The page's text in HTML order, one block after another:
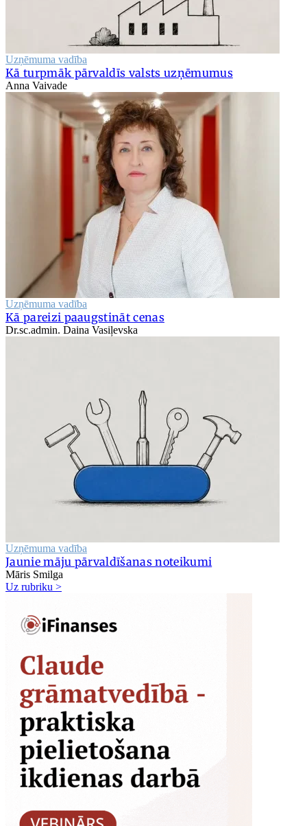
Uzņēmuma vadība
Kā turpmāk pārvaldīs valsts uzņēmumus
Anna Vaivade
Uzņēmuma vadība
Kā pareizi paaugstināt cenas
Dr.sc.admin. Daina Vasiļevska
Uzņēmuma vadība
Jaunie māju pārvaldīšanas noteikumi
Māris Smilga
Uz rubriku >